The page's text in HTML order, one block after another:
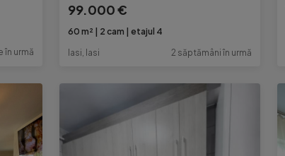
în urmă
99.000 €
60 m² 2 cam
etajul 4
Iasi, Iasi
2 săptămâni în urmă